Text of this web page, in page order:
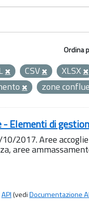
Ordina
CSV XLSX
zone
Elementi di
2017. Aree
aree
API(vediDocumentazione